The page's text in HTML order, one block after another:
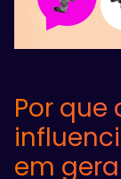
Por que
em